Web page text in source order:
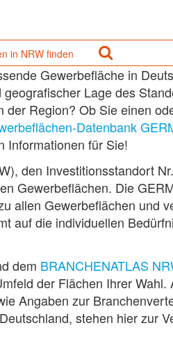
in NRW finden
Gewerbefläche in
Lage des
Region? Ob Sie einen
Datenbank
Informationen für Sie!
den Investitionsstandort
Gewerbeflächen. Die
allen Gewerbeflächen und
auf die individuellen
dem BRANCHENATLAS
der Flächen Ihrer Wahl.
Angaben zur
stehen hier zur